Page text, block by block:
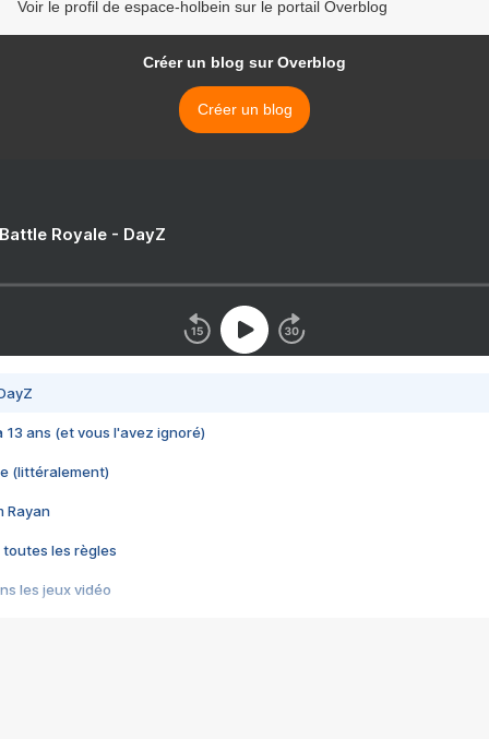
Voir le profil de espace-holbein sur le portail Overblog
Créer un blog sur Overblog
Créer un blog
Royale - DayZ
13 ans (et vous l'avez ignoré)
(littéralement)
Rayan
toutes les règles
les jeux vidéo